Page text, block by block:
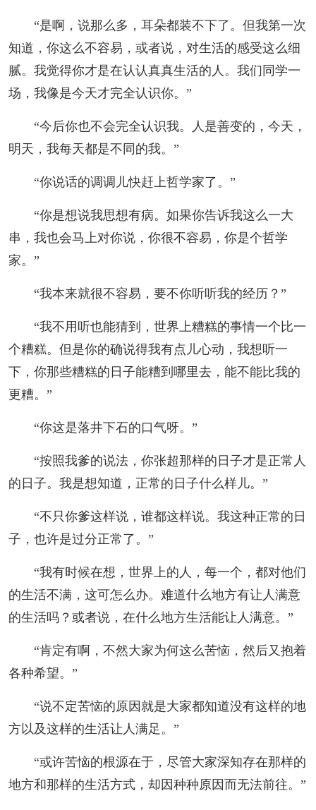
“是啊，说那么多，耳朵都装不下了。但我第一次
知道，你这么不容易，或者说，对生活的感受这么细
腻。我觉得你才是在认认真真生活的人。我们同学一
场，我像是今天才完全认识你。”
“今后你也不会完全认识我。人是善变的，今天，
明天，我每天都是不同的我。”
“你说话的调调儿快赶上哲学家了。”
“你是想说我思想有病。如果你告诉我这么一大
串，我也会马上对你说，你很不容易，你是个哲学
家。”
“我本来就很不容易，要不你听听我的经历？”
“我不用听也能猜到，世界上糟糕的事情一个比一
个糟糕。但是你的确说得我有点儿心动，我想听一
下，你那些糟糕的日子能糟到哪里去，能不能比我的
更糟。”
“你这是落井下石的口气呀。”
“按照我爹的说法，你张超那样的日子才是正常人
的日子。我是想知道，正常的日子什么样儿。”
“不只你爹这样说，谁都这样说。我这种正常的日
子，也许是过分正常了。”
“我有时候在想，世界上的人，每一个，都对他们
的生活不满，这可怎么办。难道什么地方有让人满意
的生活吗？或者说，在什么地方生活能让人满意。”
“肯定有啊，不然大家为何这么苦恼，然后又抱着
各种希望。”
“说不定苦恼的原因就是大家都知道没有这样的地
方以及这样的生活让人满足。”
“或许苦恼的根源在于，尽管大家深知存在那样的
地方和那样的生活方式，却因种种原因而无法前往。”